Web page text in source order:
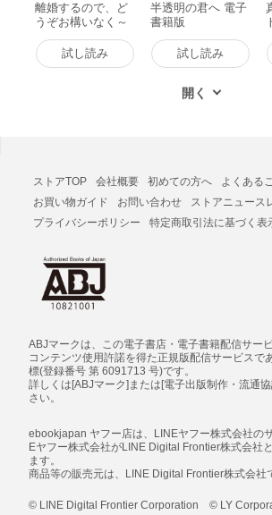
離婚するので、ど
うぞお構いなく～
冷徹御曹司が激甘
パパになるまで～
電子書籍版
試し読み
半透明の君へ 電子
書籍版
試し読み
ストアTOP 会社概要 初めての方へ
よくある
お買い物ガイド
お問い合わせ
ストアニュース
プライバシーポリシー
特定商取引法に基づく表
ABJマークは、この電子書店・電子書籍配信サー
コンテンツ使用許諾を得た正規版配信サービスで
標(登録番号 第 6091713 号)です。
詳しくは[ABJマーク]または[電子出版制作・流通
さい。
ebookjapan ヤフー店は、LINEヤフー株式会社の
Eヤフー株式会社がLINE Digital Frontier株式会社
ます。
商品等の販売元は、LINE Digital Frontier株式会社
© LINE Digital Frontier Corporation © LY